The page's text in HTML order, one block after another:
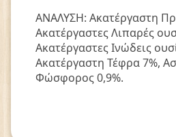
ΑΝΑΛΥΣΗ: Aκατέργαστη
Ακατέργαστες Λιπαρές
Ακατέργαστες Ινώδεις
Ακατέργαστη Τέφρα 7%,
Φώσφορος 0,9%.